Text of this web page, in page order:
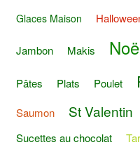
Glaces Maison
Jambon Makis
Pâtes Plats Poulet
Saumon St Valentin
Sucettes au chocolat